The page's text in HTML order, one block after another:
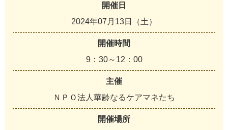
開催日
2024年07月13日（土）
開催時間
9：30～12：00
主催
ＮＰＯ法人華齢なるケアマネたち
開催場所